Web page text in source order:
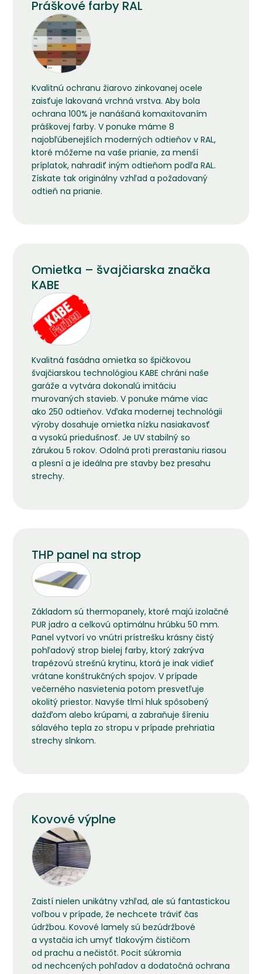
Práškové farby RAL
Kvalitnú ochranu žiarovo zinkovanej ocele
zaisťuje lakovaná vrchná vrstva. Aby bola
ochrana 100% je nanášaná komaxitovaním
práškovej farby. V ponuke máme 8
najobľúbenejších moderných odtieňov v RAL,
ktoré môžeme na vaše prianie, za menší
príplatok, nahradiť iným odtieňom podľa RAL.
Získate tak originálny vzhľad a požadovaný
odtieň na prianie.
Omietka – švajčiarska značka
KABE
Kvalitná fasádna omietka so špičkovou
švajčiarskou technológiou KABE chráni naše
garáže a vytvára dokonalú imitáciu
murovaných stavieb. V ponuke máme viac
ako 250 odtieňov. Vďaka modernej technológii
výroby dosahuje omietka nízku nasiakavosť
a vysokú priedušnosť. Je UV stabilný so
zárukou 5 rokov. Odolná proti prerastaniu riasou
a plesní a je ideálna pre stavby bez presahu
strechy.
THP panel na strop
Základom sú thermopanely, ktoré majú izolačné
PUR jadro a celkovú optimálnu hrúbku 50 mm.
Panel vytvorí vo vnútri prístrešku krásny čistý
pohľadový strop bielej farby, ktorý zakrýva
trapézovú strešnú krytinu, ktorá je inak vidieť
vrátane konštrukčných spojov. V prípade
večerného nasvietenia potom presvetľuje
okolitý priestor. Navyše tlmí hluk spôsobený
dažďom alebo krúpami, a zabraňuje šíreniu
sálavého tepla zo stropu v prípade prehriatia
strechy slnkom.
Kovové výplne
Zaistí nielen unikátny vzhľad, ale sú fantastickou
voľbou v prípade, že nechcete tráviť čas
údržbou. Kovové lamely sú bezúdržbové
a vystačia ich umyť tlakovým čističom
od prachu a nečistôt. Pocit súkromia
od nechcených pohľadov a dodatočná ochrana